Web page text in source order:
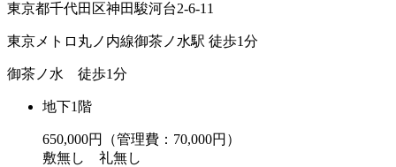
東京都千代田区神田駿河台2-6-11
東京メトロ丸ノ内線御茶ノ水駅 徒歩1分
御茶ノ水 徒歩1分
地下1階
650,000円（管理費：70,000円）
敷無し 礼無し